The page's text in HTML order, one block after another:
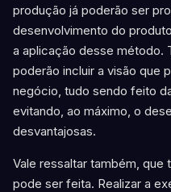
produção já poderão ser
desenvolvimento do
a aplicação desse método.
poderão incluir a visão que
negócio, tudo sendo feito
evitando, ao máximo, o
desvantajosas.
Vale ressaltar também, que
pode ser feita. Realizar a